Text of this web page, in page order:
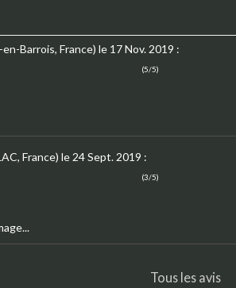
Barrois, France) le 17 Nov. 2019 :
(5/5)
France) le 24 Sept. 2019 :
(3/5)
Tous les avis